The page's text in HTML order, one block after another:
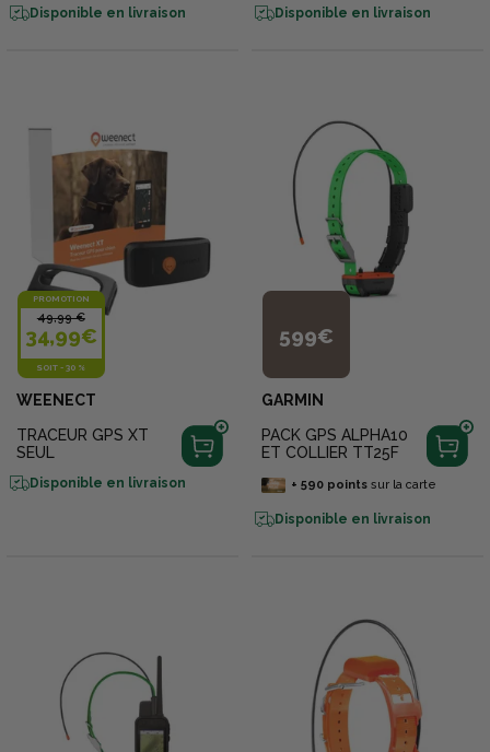
Disponible en livraison Disponible en livraison
PROMOTION
49,99 €
34,99€
SOIT -30 %
WEENECT
TRACEUR GPS XT
SEUL
Disponible en livraison
599€
GARMIN
PACK GPS ALPHA10
ET COLLIER TT25F
+ 590pointssur la carte
Disponible en livraison